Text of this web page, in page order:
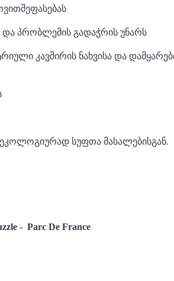
და პრობლემის გადაჭრის უნარს
კავშირის ნახვისა და
სუფთა მასალებისგან.
- Parc De France